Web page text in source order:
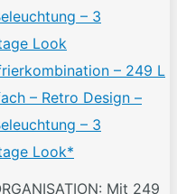
– 249 L
– Retro Design –
– 3
Look*
Mit 249